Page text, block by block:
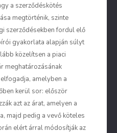
a szerződéskötés
megtörténik, szinte
szerződésekben fordul elő
gyakorlata alapján súlyt
közelítsen a piaci
meghatározásának
amelyben a
kerül sor: először
azt az árat, amelyen a
majd pedig a vevő köteles
elért árral módosítják az